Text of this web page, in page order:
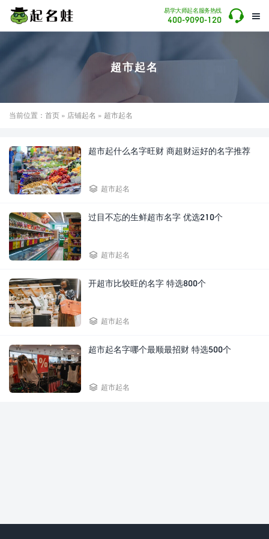

易学大师起名服务热线
400-9090-120 
超市起名
当前位置： 首页 » 店铺起名 » 超市起名
超市起什么名字旺财 商超财运好的名字推荐
 超市起名
过目不忘的生鲜超市名字 优选210个
 超市起名
开超市比较旺的名字 特选800个
 超市起名
超市起名字哪个最顺最招财 特选500个
 超市起名